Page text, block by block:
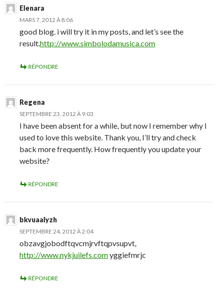
Elenara
MARS 7, 2012 À 8:06
good blog. i will try it in my posts, and let’s see the
result.http://www.simbolodamusica.com
RÉPONDRE
Regena
SEPTEMBRE 23, 2012 À 9:03
I have been absent for a while, but now I remember why I
used to love this website. Thank you, I’ll try and check
back more frequently. How frequently you update your
website?
RÉPONDRE
bkvuaalyzh
SEPTEMBRE 24, 2012 À 2:04
obzavgjobodftqvcmjrvftqpvsupvt,
http://www.nykjuilefs.comyggiefmrjc
RÉPONDRE